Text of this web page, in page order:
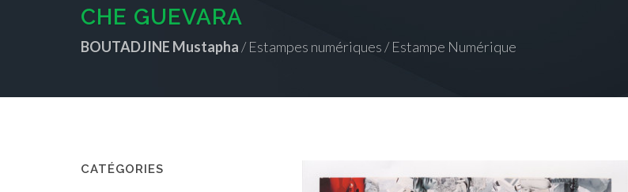
CHE GUEVARA
BOUTADJINE Mustapha/ Estampes numériques / Estampe Numérique
CATÉGORIES